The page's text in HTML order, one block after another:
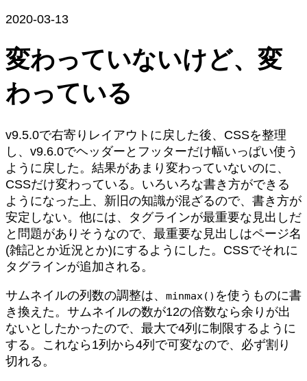
2020-03-13
変わっていないけど、変
わっている
v9.5.0で右寄りレイアウトに戻した後、CSSを整理
し、v9.6.0でヘッダーとフッターだけ幅いっぱい使う
ように戻した。結果があまり変わっていないのに、
CSSだけ変わっている。いろいろな書き方ができる
ようになった上、新旧の知識が混ざるので、書き方が
安定しない。他には、タグラインが最重要な見出しだ
と問題がありそうなので、最重要な見出しはページ名
(雑記とか近況とか)にするようにした。CSSでそれに
タグラインが追加される。
サムネイルの列数の調整は、 minmax() を使うものに書
き換えた。サムネイルの数が12の倍数なら余りが出
ないとしたかったので、最大で4列に制限するように
する。これなら1列から4列で可変なので、必ず割り
切れる。